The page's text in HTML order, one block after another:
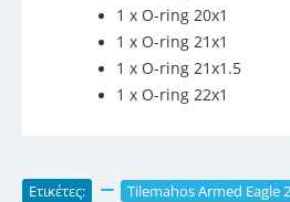
1 x O-ring 20x1
1 x O-ring 21x1
1 x O-ring 21x1.5
1 x O-ring 22x1
Ετικέτες: Tilemahos Armed Eagle